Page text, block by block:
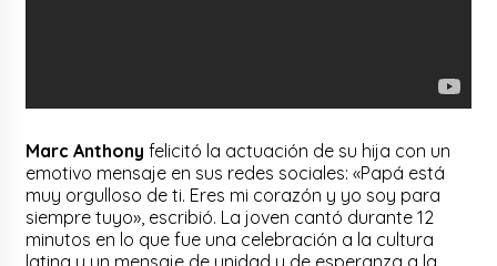
Marc Anthony felicitó la actuación de su hija con un
emotivo mensaje en sus redes sociales: «Papá está
muy orgulloso de ti. Eres mi corazón y yo soy para
siempre tuyo», escribió. La joven cantó durante 12
minutos en lo que fue una celebración a la cultura
latina y un mensaje de unidad y de esperanza a la